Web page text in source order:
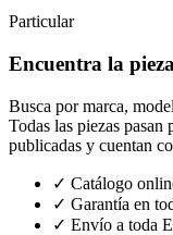
Particular
Encuentra la
Busca por marca,
Todas las piezas
publicadas y cuentan
✓ Catálogo
✓ Garantía en
✓ Envío a toda